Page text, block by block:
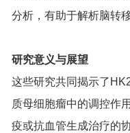
分析，有助于解析脑转
研究意义与展望
这些研究共同揭示了
质母细胞瘤中的调控作
疫或抗血管生成治疗的